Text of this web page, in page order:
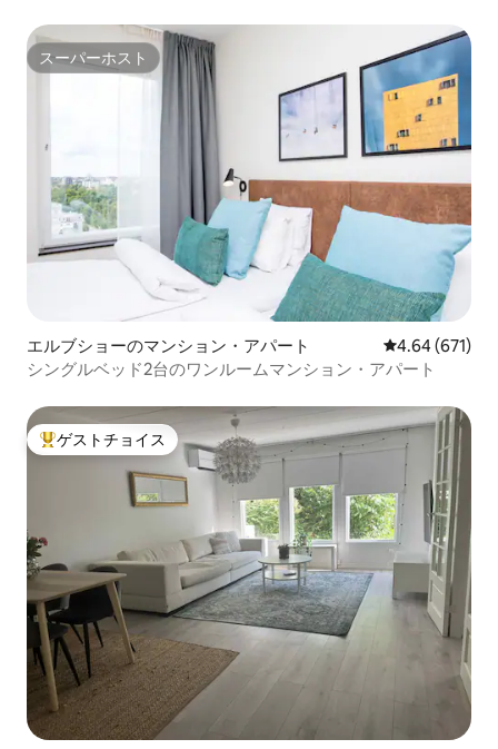
スーパーホスト
スーパーホスト
エルブショーのマンション・アパート レビュー671
4.64 (671)
シングルベッド2台のワンルームマンション・アパート
大好評のゲストチョイスです。
ゲストチョイス